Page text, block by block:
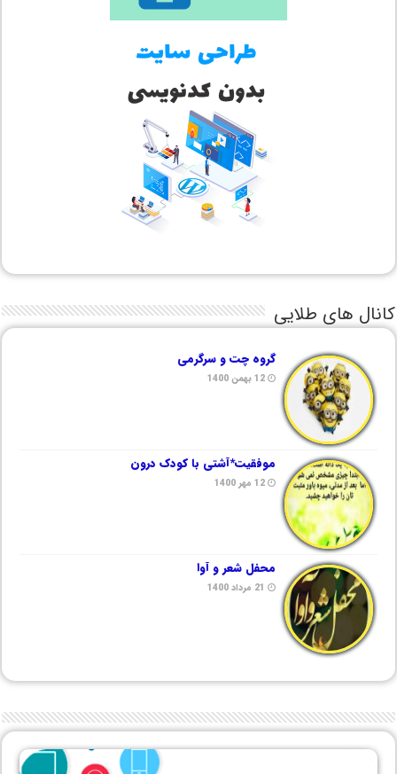
کانال های طلایی
گروه چت و سرگرمی
12 بهمن 1400
موفقیت*آشتی با کودک درون
12 مهر 1400
محفل شعر و آوا
21 مرداد 1400